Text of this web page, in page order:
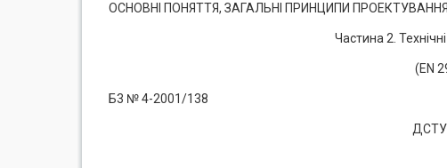
ОСНОВНІ ПОНЯТТЯ, ЗАГАЛЬНІ ПРИНЦИПИ ПРОЕКТУВАННЯ
Частина 2.
(EN
Б3 № 4-2001/138
ДСТУ